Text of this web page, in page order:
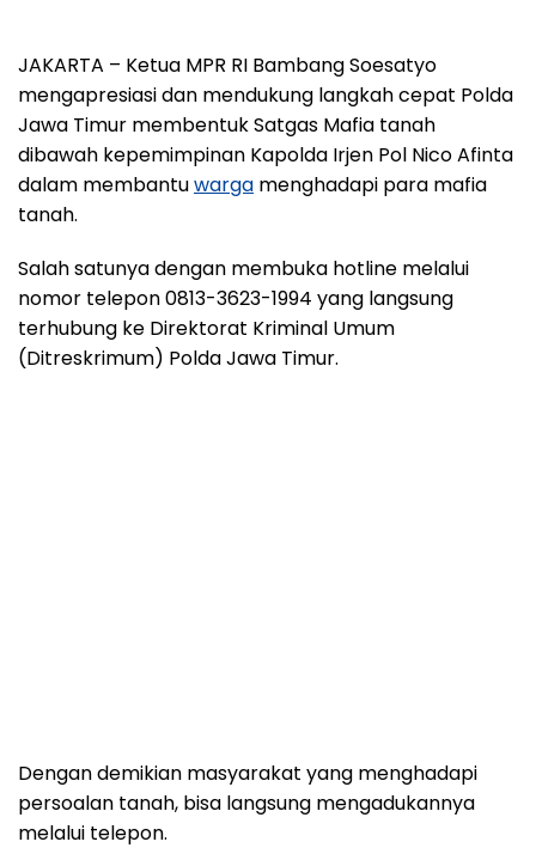
JAKARTA – Ketua MPR RI Bambang Soesatyo
mengapresiasi dan mendukung langkah cepat Polda
Jawa Timur membentuk Satgas Mafia tanah
dibawah kepemimpinan Kapolda Irjen Pol Nico Afinta
dalam membantuwarga menghadapi para mafia
tanah.
Salah satunya dengan membuka hotline melalui
nomor telepon 0813-3623-1994 yang langsung
terhubung ke Direktorat Kriminal Umum
(Ditreskrimum) Polda Jawa Timur.
Dengan demikian masyarakat yang menghadapi
persoalan tanah, bisa langsung mengadukannya
melalui telepon.